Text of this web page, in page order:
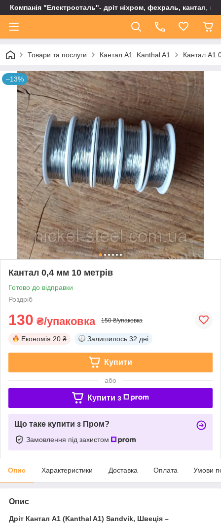
Компанія "Електросталь"- дріт ніхром, фехраль, кантал,
Товари та послуги Кантал А1. Kanthal A1 Кантал А1
–13%
Кантал 0,4 мм 10 метрів
Готово до відправки
Роздріб
130 ₴/упаковка 150 ₴/упаковка
Економія 20 ₴ Залишилось 32 дні
Купити
або
Купити з
Що таке купити з Пром?
Замовлення під захистом
Опис Характеристики Доставка Оплата Умови
Опис
Дріт Кантал A1 (Kanthal A1) Sandvik, Швеція –